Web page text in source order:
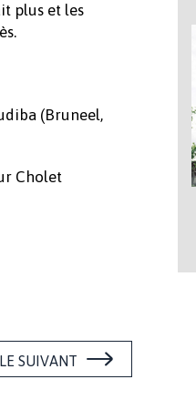
plus et les
(Bruneel,
Cholet
SUIVANT